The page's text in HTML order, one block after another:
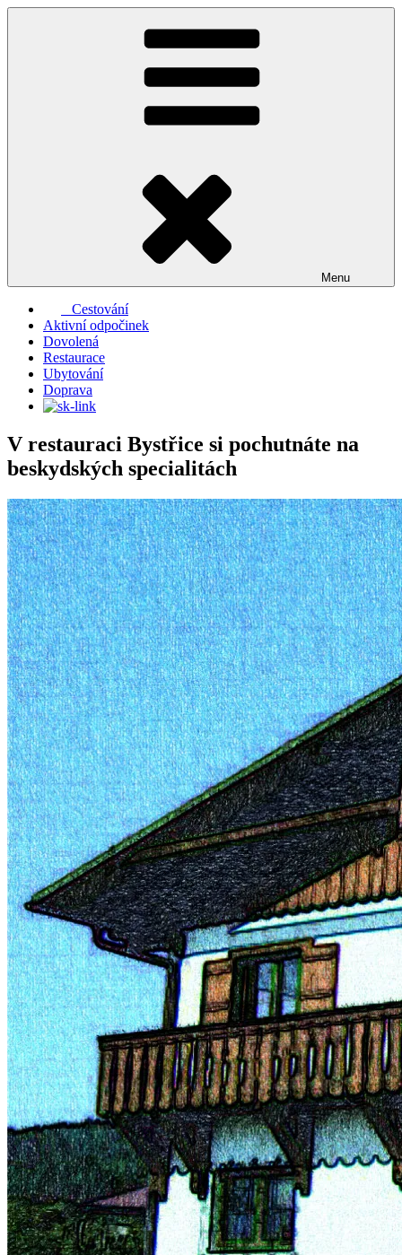
Přejít
Menu
Cestování
Aktivní odpočinek
Dovolená
Restaurace
Ubytování
Doprava
V restauraci Bystřice si pochutnáte na
beskydských specialitách